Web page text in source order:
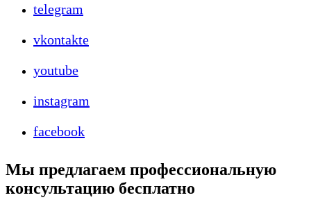
telegram
vkontakte
youtube
instagram
facebook
Мы предлагаем профессиональную
консультацию бесплатно